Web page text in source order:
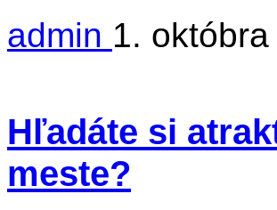
admin 1.
Hľadáte si
meste?